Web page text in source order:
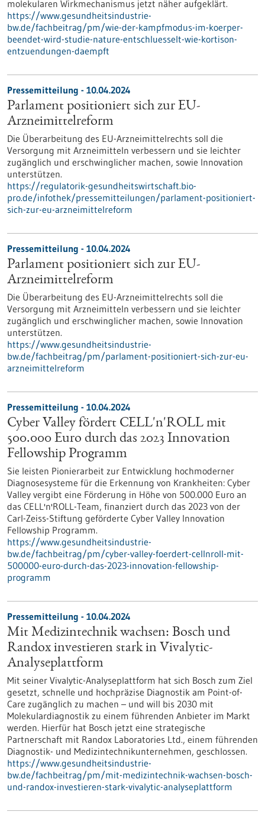
molekularen Wirkmechanismus jetzt näher aufgeklärt.
https://www.gesundheitsindustrie-
bw.de/fachbeitrag/pm/wie-der-kampfmodus-im-koerper-
beendet-wird-studie-nature-entschluesselt-wie-kortison-
entzuendungen-daempft
Pressemitteilung - 10.04.2024
Parlament positioniert sich zur EU-
Arzneimittelreform
Die Überarbeitung des EU-Arzneimittelrechts soll die
Versorgung mit Arzneimitteln verbessern und sie leichter
zugänglich und erschwinglicher machen, sowie Innovation
unterstützen.
https://regulatorik-gesundheitswirtschaft.bio-
pro.de/infothek/pressemitteilungen/parlament-positioniert-
sich-zur-eu-arzneimittelreform
Pressemitteilung - 10.04.2024
Parlament positioniert sich zur EU-
Arzneimittelreform
Die Überarbeitung des EU-Arzneimittelrechts soll die
Versorgung mit Arzneimitteln verbessern und sie leichter
zugänglich und erschwinglicher machen, sowie Innovation
unterstützen.
https://www.gesundheitsindustrie-
bw.de/fachbeitrag/pm/parlament-positioniert-sich-zur-eu-
arzneimittelreform
Pressemitteilung - 10.04.2024
Cyber Valley fördert CELL'n'ROLL mit
500.000 Euro durch das 2023 Innovation
Fellowship Programm
Sie leisten Pionierarbeit zur Entwicklung hochmoderner
Diagnosesysteme für die Erkennung von Krankheiten: Cyber
Valley vergibt eine Förderung in Höhe von 500.000 Euro an
das CELL'n'ROLL-Team, finanziert durch das 2023 von der
Carl-Zeiss-Stiftung geförderte Cyber Valley Innovation
Fellowship Programm.
https://www.gesundheitsindustrie-
bw.de/fachbeitrag/pm/cyber-valley-foerdert-cellnroll-mit-
500000-euro-durch-das-2023-innovation-fellowship-
programm
Pressemitteilung - 10.04.2024
Mit Medizintechnik wachsen: Bosch und
Randox investieren stark in Vivalytic-
Analyseplattform
Mit seiner Vivalytic-Analyseplattform hat sich Bosch zum Ziel
gesetzt, schnelle und hochpräzise Diagnostik am Point-of-
Care zugänglich zu machen – und will bis 2030 mit
Molekulardiagnostik zu einem führenden Anbieter im Markt
werden. Hierfür hat Bosch jetzt eine strategische
Partnerschaft mit Randox Laboratories Ltd., einem führenden
Diagnostik- und Medizintechnikunternehmen, geschlossen.
https://www.gesundheitsindustrie-
bw.de/fachbeitrag/pm/mit-medizintechnik-wachsen-bosch-
und-randox-investieren-stark-vivalytic-analyseplattform